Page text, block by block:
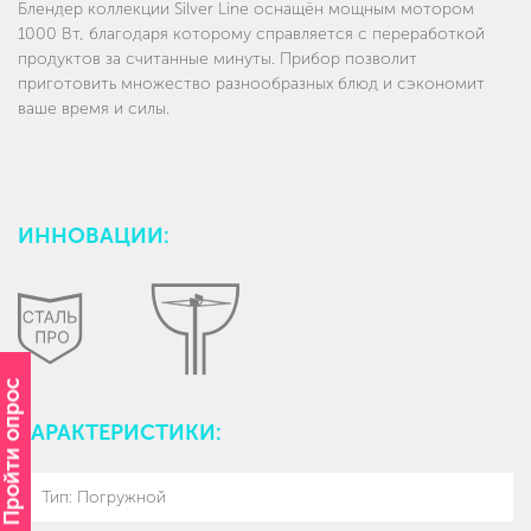
Пройти опрос
Блендер коллекции Silver Line оснащён мощным мотором
1000 Вт, благодаря которому справляется с переработкой
продуктов за считанные минуты. Прибор позволит
приготовить множество разнообразных блюд и сэкономит
ваше время и силы.
ИННОВАЦИИ:
ХАРАКТЕРИСТИКИ:
Тип: Погружной